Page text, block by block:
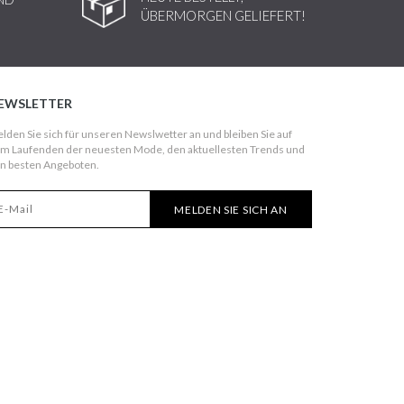
ÜBERMORGEN GELIEFERT!
Sie sich für unseren Newslwetter an und bleiben Sie auf
Laufenden der neuesten Mode, den aktuellesten Trends und
besten Angeboten.
MELDEN SIE SICH AN